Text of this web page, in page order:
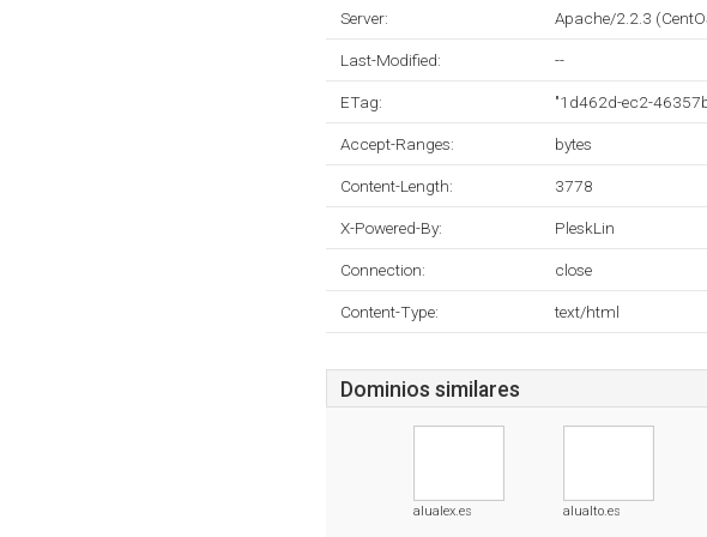
Server: Apache/2.2.3
Last-Modified: --
ETag: "1d462d-ec2-
Accept-Ranges: bytes
Content-Length: 3778
X-Powered-By: PleskLin
Connection: close
Content-Type: text/html
Dominios similares
alualex.es alualto.es